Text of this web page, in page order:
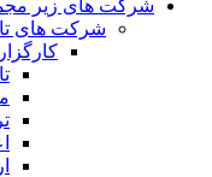
شرکت های زیر
شرکت های